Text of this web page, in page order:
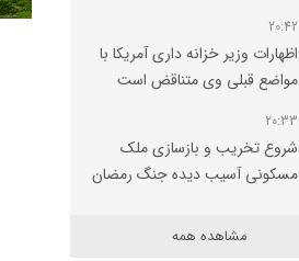
20:42
اظهارات وزیر خزانه‌ داری آمریکا با
مواضع قبلی وی متناقض است
20:33
شروع تخریب و بازسازی ملک
مسکونی آسیب‌ دیده جنگ رمضان
اتفاقی بی سابقه در تخصیص
مشاهده همه